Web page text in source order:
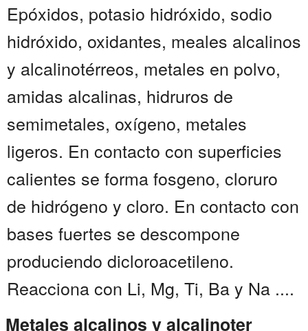
Epóxidos, potasio hidróxido, sodio
hidróxido, oxidantes, meales alcalinos
y alcalinotérreos, metales en polvo,
amidas alcalinas, hidruros de
semimetales, oxígeno, metales
ligeros. En contacto con superficies
calientes se forma fosgeno, cloruro
de hidrógeno y cloro. En contacto con
bases fuertes se descompone
produciendo dicloroacetileno.
Reacciona con Li, Mg, Ti, Ba y Na ....
Metales alcalinos y alcalinoter